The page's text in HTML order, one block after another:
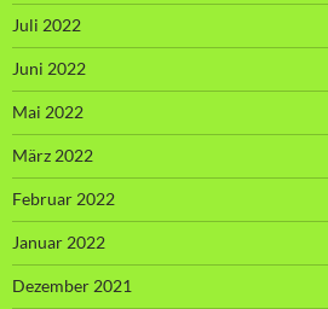
Juli 2022
Juni 2022
Mai 2022
März 2022
Februar 2022
Januar 2022
Dezember 2021